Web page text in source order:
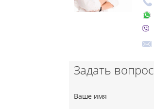
Задать вопрос
Ваше имя